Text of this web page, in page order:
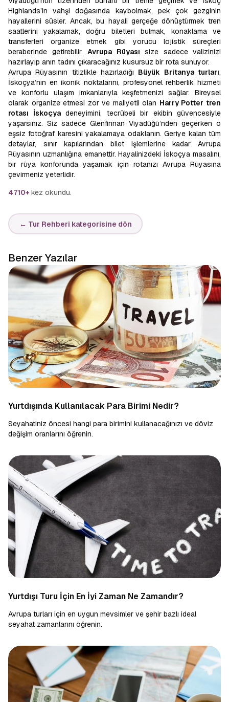
Highlands’in vahşi doğasında kaybolmak, pek çok gezginin
hayallerini süsler. Ancak, bu hayali gerçeğe dönüştürmek tren
saatlerini yakalamak, doğru biletleri bulmak, konaklama ve
transferleri organize etmek gibi yorucu lojistik süreçleri
beraberinde getirebilir. Avrupa Rüyası size sadece valizinizi
hazırlayıp anın tadını çıkaracağınız kusursuz bir rota sunuyor.
Avrupa Rüyasının titizlikle hazırladığı Büyük Britanya turları,
İskoçya’nın en ikonik noktalarını, profesyonel rehberlik hizmeti
ve konforlu ulaşım imkanlarıyla keşfetmenizi sağlar. Bireysel
olarak organize etmesi zor ve maliyetli olan Harry Potter tren
rotası İskoçyadeneyimini, tecrübeli bir ekibin güvencesiyle
yaşarsınız. Siz sadece Glenfinnan Viyadüğü’nden geçerken o
eşsiz fotoğraf karesini yakalamaya odaklanın. Geriye kalan tüm
detaylar, sınır kapılarından bilet işlemlerine kadar Avrupa
Rüyasının uzmanlığına emanettir. Hayalinizdeki İskoçya masalını,
bir rüya konforunda yaşamak için rotanızı Avrupa Rüyasına
çevirmeniz yeterlidir.
4710+ kez okundu.
← Tur Rehberi kategorisine dön
Benzer Yazılar
Yurtdışında Kullanılacak Para Birimi Nedir?
Seyahatiniz öncesi hangi para birimini kullanacağınızı ve döviz
değişim oranlarını öğrenin.
Yurtdışı Turu İçin En İyi Zaman Ne Zamandır?
Avrupa turları için en uygun mevsimler ve şehir bazlı ideal
seyahat zamanlarını öğrenin.